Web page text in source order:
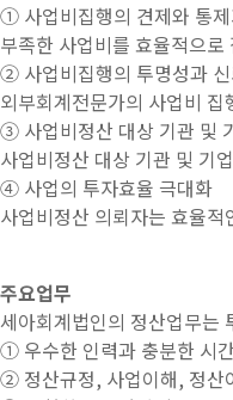
① 사업비집행의 견제와 통
부족한 사업비를 효율적으
② 사업비집행의 투명성과
외부회계전문가의 사업비
③ 사업비정산 대상 기관 및
사업비정산 대상 기관 및 기
④ 사업의 투자효율 극대화
사업비정산 의뢰자는 효율
주요업무
세아회계법인의 정산업무는
① 우수한 인력과 충분한 시
② 정산규정, 사업이해, 정산